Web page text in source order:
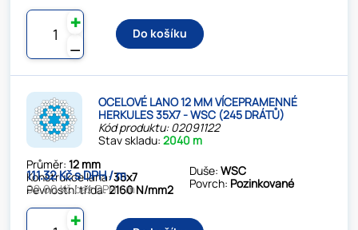
⚊
✚
Do košíku
OCELOVÉ LANO 12 MM VÍCEPRAMENNÉ
HERKULES 35X7 - WSC (245 DRÁTŮ)
Kód produktu: 02091122
Stav skladu:2040 m
Průměr:12 mm
Konstrukce lana:35x7
Pevnostní třída:2160 N/mm2
Duše:WSC
Povrch: Pozinkované
111.32 Kč s DPH / m
92.00 Kč bez DPH / m
✚